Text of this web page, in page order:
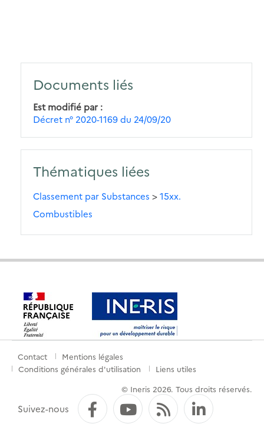
Documents liés
Est modifié par
Décret n° 2020-1169 du 24/09/20
Thématiques liées
Classement par Substances >15xx.
Combustibles
Menu
pied
Contact
Mentions légales
Conditions générales d'utilisation
Liens utiles
© Ineris 2026. Tous droits réservés.
Suivez-nous FacebookYouTube
Flux RSS